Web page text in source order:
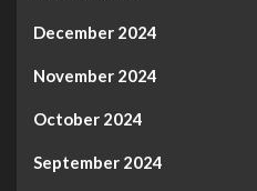
December 2024
November 2024
October 2024
September 2024